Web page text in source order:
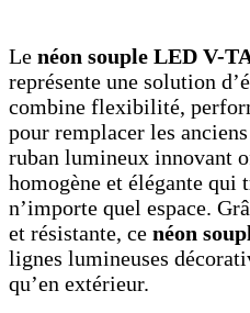
Le néon souple LED V-
représente une solution
combine flexibilité,
pour remplacer les
ruban lumineux innovant
homogène et élégante qui
n’importe quel espace.
et résistante, ce néon
lignes lumineuses
qu’en extérieur.